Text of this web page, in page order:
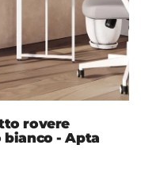
rovere
- Apta